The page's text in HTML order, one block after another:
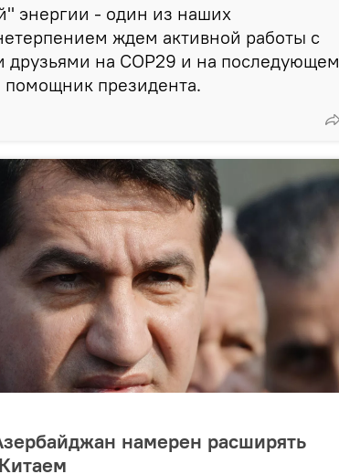
энергии - один из наших
ждем активной работы с
на COP29 и на последующем
президента.
намерен расширять